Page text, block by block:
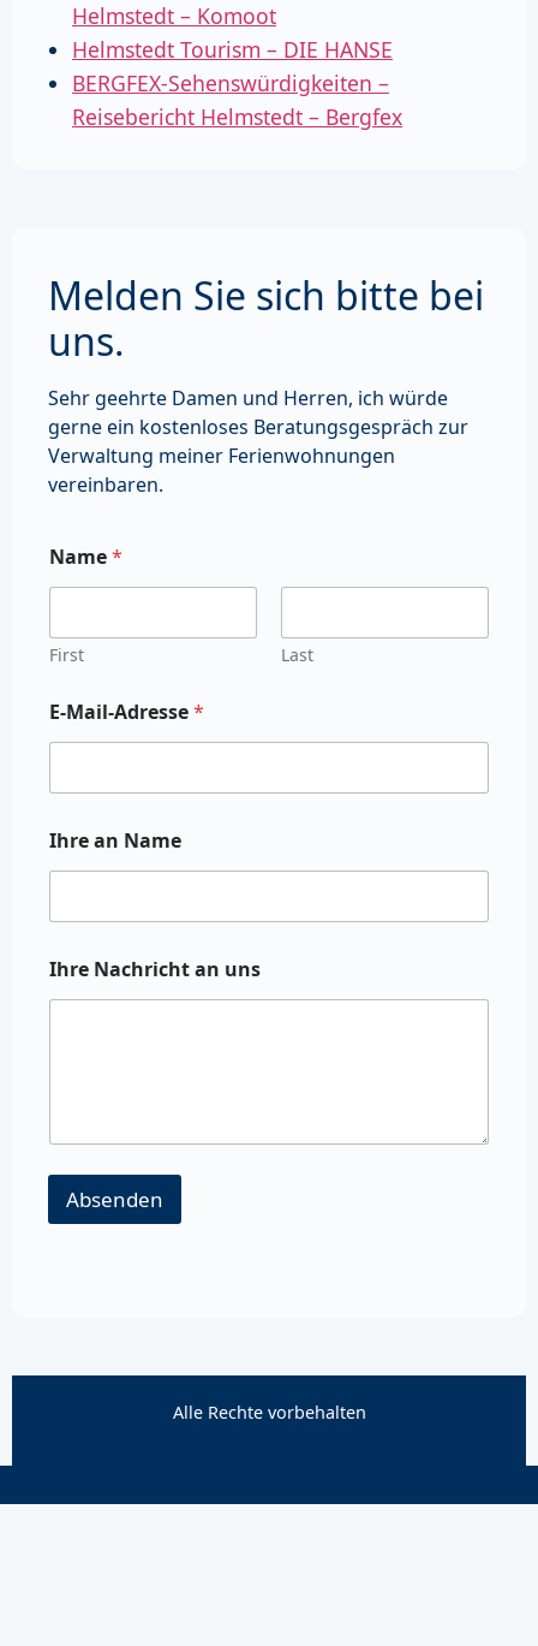
Helmstedt – Komoot
Helmstedt Tourism – DIE HANSE
BERGFEX-Sehenswürdigkeiten –
Reisebericht Helmstedt – Bergfex
Melden Sie sich bitte bei
uns.
Sehr geehrte Damen und Herren, ich würde
gerne ein kostenloses Beratungsgespräch zur
Verwaltung meiner Ferienwohnungen
vereinbaren.
Name*
First Last
E-Mail-Adresse*
Ihre an Name
Ihre Nachricht an uns
Absenden
Alle Rechte vorbehalten